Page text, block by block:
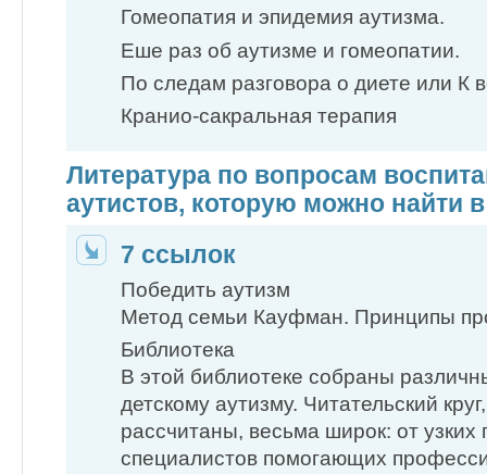
Гомеопатия и эпидемия аутизма.
Еше раз об аутизме и гомеопатии.
По следам разговора о диете или
Кранио-сакральная терапия
Литература по вопросам
аутистов, которую можно найти
7 ссылок
Победить аутизм
Метод семьи Кауфман. Принципы
Библиотека
В этой библиотеке собраны
детскому аутизму. Читательский
рассчитаны, весьма широк: от
специалистов помогающих